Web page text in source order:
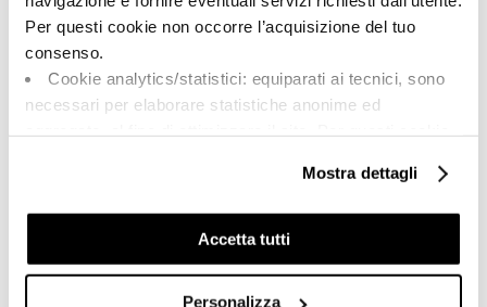
Per questi cookie non occorre l’acquisizione del tuo
consenso.
Cookie analytics/statistici: equiparati ai tecnici, sono
necessari per elaborare statistiche anonime ed
Cookie di profilazione/marketing: sono utilizzati, solo
previo tuo consenso, per esaminare le tue abitudini di
navigazione e mostrarti quindi avvisi pubblicitari mirati, in
linea con le tue preferenze.
Mostra dettagli
Accetta tutti
Personalizza
СЕРТИФИКАЦИЯ
КОЛЛЕКЦИИ